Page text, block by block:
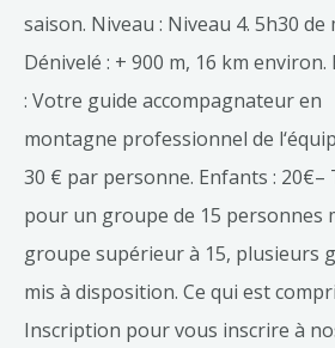
saison. Niveau : Niveau 4. 5h30
Dénivelé : + 900 m, 16 km
: Votre guide accompagnateur en
montagne professionnel de
30 € par personne. Enfants :
pour un groupe de 15 personnes
groupe supérieur à 15, plusieurs
mis à disposition. Ce qui est
Inscription pour vous inscrire à